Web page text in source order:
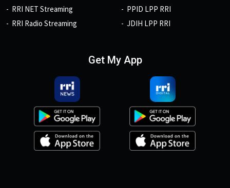
RRI NET Streaming
RRI Radio Streaming
PPID LPP RRI
JDIH LPP RRI
Get My App